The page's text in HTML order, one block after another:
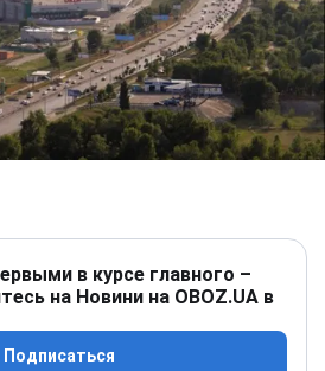
в курсе главного –
на Новини на OBOZ.UA в
Подписаться